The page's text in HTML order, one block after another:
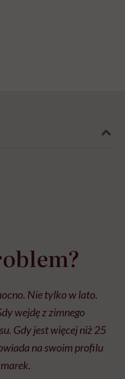
Nie tylko w lato.
wejdę z zimnego
Gdy jest więcej niż 25
na swoim profilu